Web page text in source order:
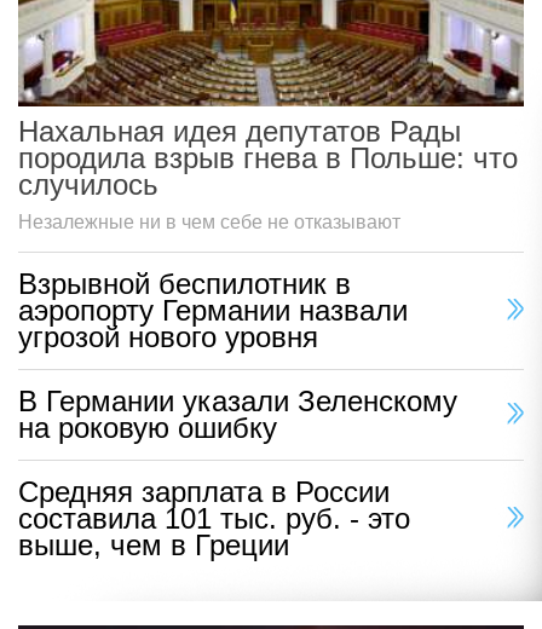
Нахальная идея депутатов Рады
породила взрыв гнева в Польше: что
случилось
Незалежные ни в чем себе не отказывают
Взрывной беспилотник в
аэропорту Германии назвали
угрозой нового уровня
В Германии указали Зеленскому
на роковую ошибку
Средняя зарплата в России
составила 101 тыс. руб. - это
выше, чем в Греции